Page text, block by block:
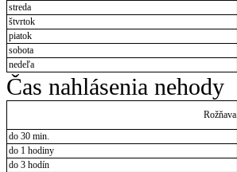
streda
štvrtok
piatok
sobota
nedeľa
Čas nahlásenia nehody
Rožňava
do 30 min.
do 1 hodiny
do 3 hodín